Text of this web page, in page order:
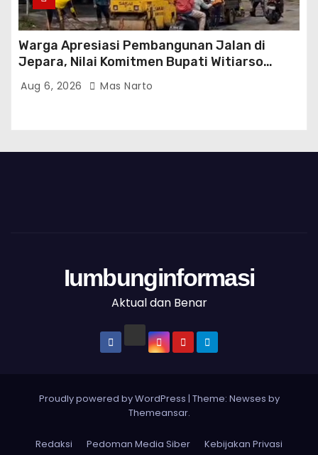
Warga Apresiasi Pembangunan Jalan di
Jepara, Nilai Komitmen Bupati Witiarso
Tingkatkan Infrastruktur dan Perekonomian
Aug 6, 2026 Mas Narto
Iumbunginformasi
Aktual dan Benar
Proudly powered by WordPress | Theme: Newses by
Themeansar.
Redaksi Pedoman Media Siber Kebijakan Privasi